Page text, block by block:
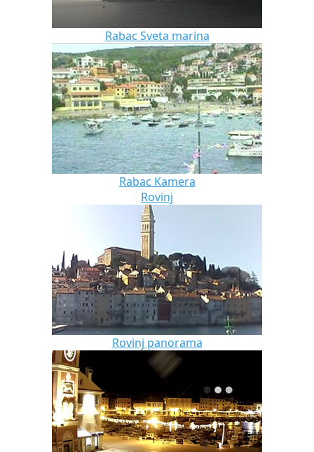
Rabac Sveta marina
Rabac Kamera
Rovinj
Rovinj panorama